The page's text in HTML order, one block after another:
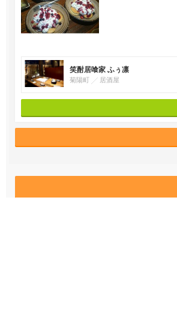
笑酎居喰家 ふぅ凛
菊陽町 居酒屋